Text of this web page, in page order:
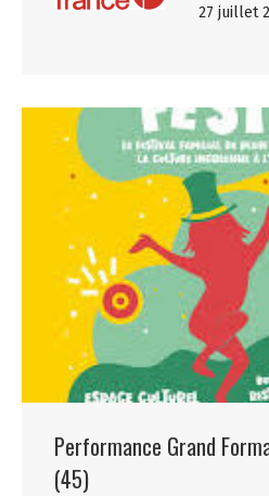
27 juillet
Performance Grand
(45)